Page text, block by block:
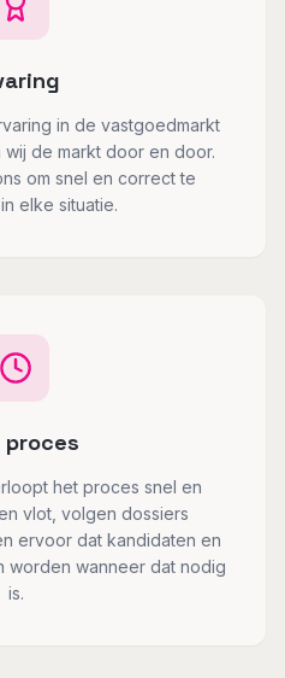
in de vastgoedmarkt
de markt door en door.
om snel en correct te
elke situatie.
proces
het proces snel en
vlot, volgen dossiers
ervoor dat kandidaten en
worden wanneer dat nodig
is.